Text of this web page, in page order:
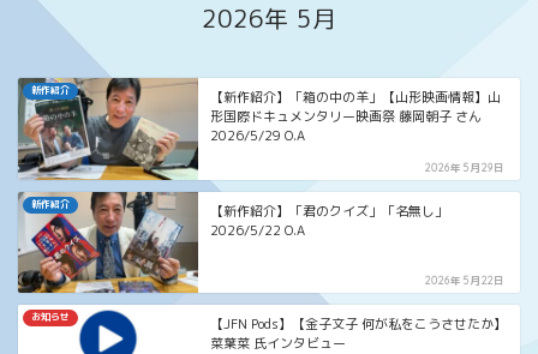
2026年 5月
新作紹介
【新作紹介】「箱の中の羊」【山形映画情報】山
形国際ドキュメンタリー映画祭 藤岡朝子 さん
2026/5/29 O.A
2026年5月29日
新作紹介
【新作紹介】「君のクイズ」「名無し」
2026/5/22 O.A
2026年5月22日
お知らせ
【JFN Pods】【金子文子 何が私をこうさせたか】
菜葉菜 氏インタビュー